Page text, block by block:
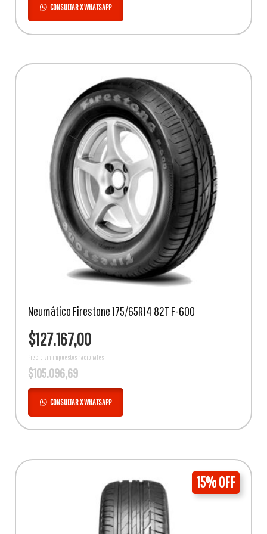
CONSULTAR X WHATSAPP
Neumático Firestone 175/65R14 82T F-600
$127.167,00
Precio sin impuestos nacionales:
$105.096,69
CONSULTAR X WHATSAPP
15% OFF